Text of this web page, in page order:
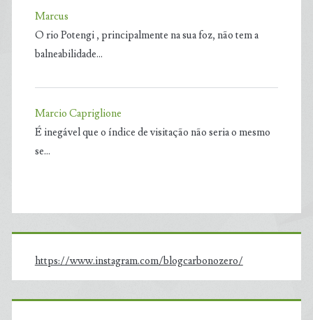
Marcus
O rio Potengi , principalmente na sua foz, não tem a
balneabilidade…
Marcio Capriglione
É inegável que o índice de visitação não seria o mesmo
se…
https://www.instagram.com/blogcarbonozero/